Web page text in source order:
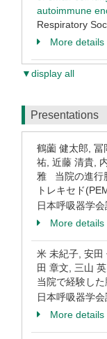
autoimmune
Respiratory
More details
▼display all
Presentations
鶴薗 健太郎, 冨
祐, 近藤 清貴,
雅 当院の進行
トレキセド
日本呼吸器学
More details
米 未紀子, 安田
田 章文, 三山
当院で経験し
日本呼吸器学
More details